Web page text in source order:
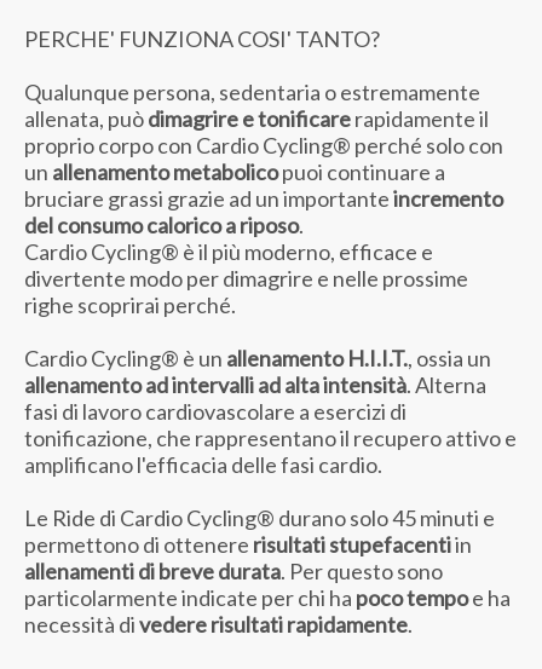
PERCHE' FUNZIONA COSI' TANTO?
Qualunque persona, sedentaria o estremamente
allenata, puòdimagrire e tonificarerapidamente il
proprio corpo con Cardio Cycling® perché solo con
un allenamento metabolicopuoi continuare a
bruciare grassi grazie ad un importanteincremento
del consumo calorico a riposo.
Cardio Cycling® è il più moderno, efficace e
divertente modo per dimagrire e nelle prossime
righe scoprirai perché.
Cardio Cycling® è un allenamento H.I.I.T., ossia un
allenamento ad intervalli ad alta intensità. Alterna
fasi di lavoro cardiovascolare a esercizi di
tonificazione, che rappresentano il recupero attivo e
amplificano l'efficacia delle fasi cardio.
Le Ride di Cardio Cycling® durano solo 45 minuti e
permettono di ottenere risultati stupefacentiin
allenamenti di breve durata. Per questo sono
particolarmente indicate per chi ha poco tempoe ha
necessità divedere risultati rapidamente.